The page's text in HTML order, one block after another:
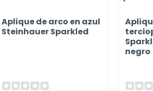
Aplique de arco en azul
Steinhauer Sparkled
negro